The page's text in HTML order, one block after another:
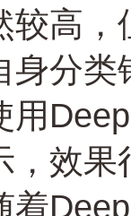
较高，
身分类
用
，效果
着